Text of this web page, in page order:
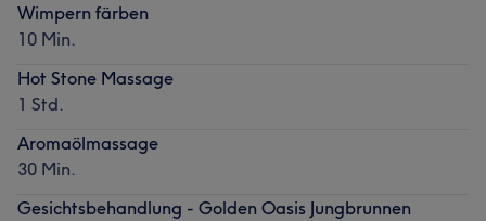
Wimpern färben
10 Min.
Hot Stone Massage
1 Std.
Aromaölmassage
30 Min.
Gesichtsbehandlung - Golden Oasis Jungbrunnen